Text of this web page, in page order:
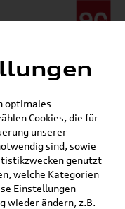
- 13:00 Uhr
- 13:00 Uhr
optimales
Cookies, die für
unserer
sind, sowie
genutzt
welche Kategorien
Einstellungen
wieder ändern, z.B.